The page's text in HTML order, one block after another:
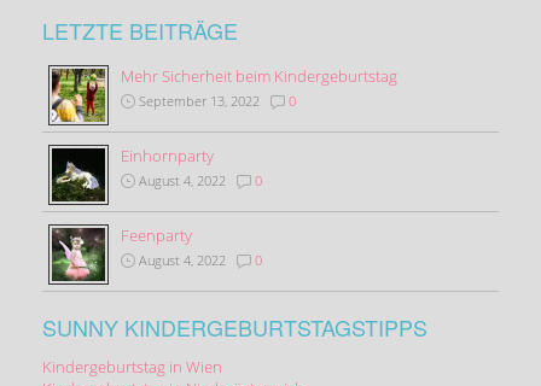
LETZTE BEITRÄGE
Mehr Sicherheit beim Kindergeburtstag
September 13, 2022 0
Einhornparty
August 4, 2022 0
Feenparty
August 4, 2022 0
SUNNY KINDERGEBURTSTAGSTIPPS
Kindergeburtstag in Wien